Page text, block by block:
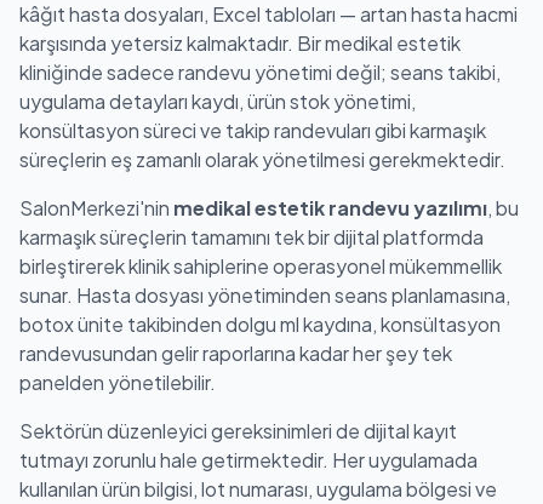
kâğıt hasta dosyaları, Excel tabloları — artan hasta hacmi
karşısında yetersiz kalmaktadır. Bir medikal estetik
kliniğinde sadece randevu yönetimi değil; seans takibi,
uygulama detayları kaydı, ürün stok yönetimi,
konsültasyon süreci ve takip randevuları gibi karmaşık
süreçlerin eş zamanlı olarak yönetilmesi gerekmektedir.
SalonMerkezi'nin medikal estetik randevu yazılımı, bu
karmaşık süreçlerin tamamını tek bir dijital platformda
birleştirerek klinik sahiplerine operasyonel mükemmellik
sunar. Hasta dosyası yönetiminden seans planlamasına,
botox ünite takibinden dolgu ml kaydına, konsültasyon
randevusundan gelir raporlarına kadar her şey tek
panelden yönetilebilir.
Sektörün düzenleyici gereksinimleri de dijital kayıt
tutmayı zorunlu hale getirmektedir. Her uygulamada
kullanılan ürün bilgisi, lot numarası, uygulama bölgesi ve